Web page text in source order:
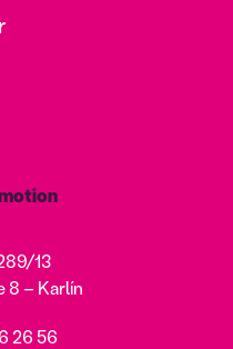
13
8 – Karlín
26 56